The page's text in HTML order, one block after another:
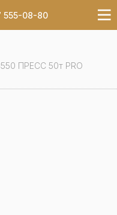
555-08-80
ПРЕСС 50т PRO